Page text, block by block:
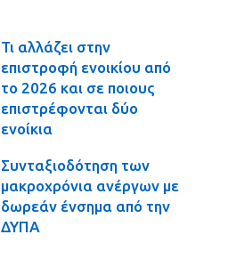
Τι αλλάζει στην
επιστροφή ενοικίου από
το 2026 και σε ποιους
επιστρέφονται δύο
ενοίκια
Συνταξιοδότηση των
μακροχρόνια ανέργων με
δωρεάν ένσημα από την
ΔΥΠΑ